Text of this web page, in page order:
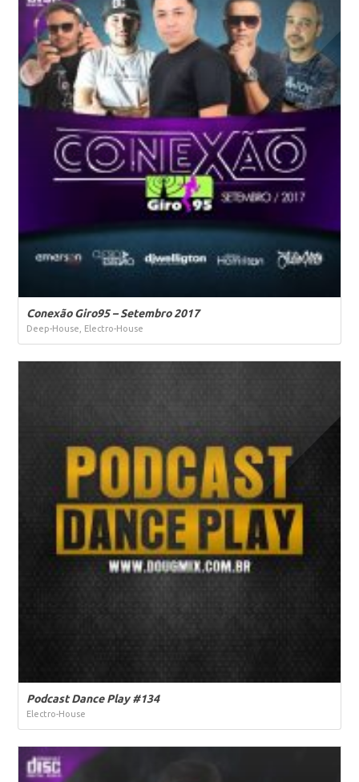
Conexão Giro95 – Setembro 2017
Deep-House, Electro-House
Podcast Dance Play #134
Electro-House